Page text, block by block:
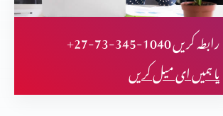
سورہ یونس 94 اور سورہ نحل 42 کا منحرف کون؟ Part 1
+27-73-345-1040 رابطہ کریں
یا ہمیں ای میل کریں